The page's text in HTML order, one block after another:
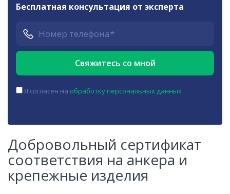
Бесплатная консультация от эксперта
Я согласен на обработку персональных данных
Добровольный сертификат
соответствия на анкера и
крепежные изделия